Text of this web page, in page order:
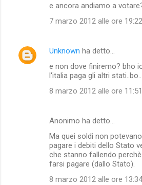
e ancora andiamo a
7 marzo 2012 alle ore 19:22
Unknown ha detto…
e non dove finiremo? bho
l'italia paga gli altri stati..bo..
8 marzo 2012 alle ore 11:51
Anonimo ha detto…
Ma quei soldi non
pagare i debiti dello Stato
che stanno fallendo
farsi pagare (dallo Stato).
8 marzo 2012 alle ore 13:34